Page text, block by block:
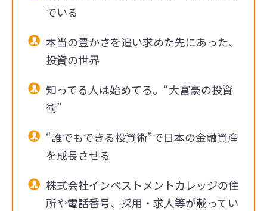
でいる
本当の豊かさを追い求めた先にあった、
投資の世界
知ってる人は始めてる。“大富豪の投資
術”
“誰でもできる投資術”で日本の金融資産
を成長させる
株式会社インベストメントカレッジの住
所や電話番号、採用・求人等が載ってい